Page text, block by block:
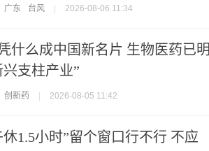
广东 台风 2026-08-06 11:34
什么成中国新名片 生物医药已明
支柱产业”
创新药 2026-08-05 11:42
休1.5小时”留个窗口行不行 不应